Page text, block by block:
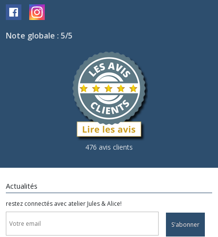
Note globale : 5/5
476 avis clients
Actualités
restez connectés avec atelier Jules & Alice!
S'abonner